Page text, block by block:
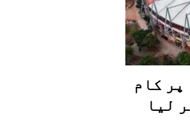
کام
لیا